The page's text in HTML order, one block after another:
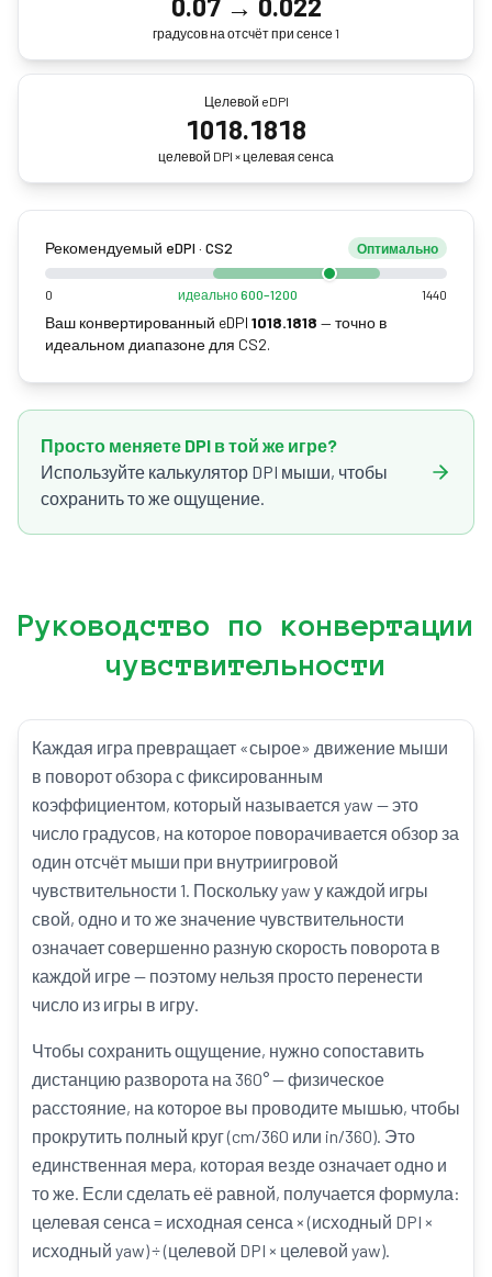
градусов на отсчёт при сенсе 1
Целевой eDPI
1018.1818
целевой DPI × целевая сенса
Рекомендуемый eDPI · CS2 Оптимально
0 идеально 600–1200 1440
Ваш конвертированный eDPI 1018.1818 — точно в
идеальном диапазоне для CS2.
Просто меняете DPI в той же игре?
Используйте калькулятор DPI мыши, чтобы
сохранить то же ощущение.
Руководство по конвертации
чувствительности
Каждая игра превращает «сырое» движение мыши
в поворот обзора с фиксированным
коэффициентом, который называется yaw — это
число градусов, на которое поворачивается обзор за
один отсчёт мыши при внутриигровой
чувствительности 1. Поскольку yaw у каждой игры
свой, одно и то же значение чувствительности
означает совершенно разную скорость поворота в
каждой игре — поэтому нельзя просто перенести
число из игры в игру.
Чтобы сохранить ощущение, нужно сопоставить
дистанцию разворота на 360° — физическое
расстояние, на которое вы проводите мышью, чтобы
прокрутить полный круг (cm/360 или in/360). Это
единственная мера, которая везде означает одно и
то же. Если сделать её равной, получается формула:
целевая сенса = исходная сенса × (исходный DPI ×
исходный yaw) ÷ (целевой DPI × целевой yaw).